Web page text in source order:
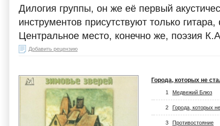
Дилогия группы, он же её первый
инструментов присутствуют только
Центральное место, конечно же, поэзия
Добавить рецензию
Города, которых не
1 Медвежий Блюз
2 Города, которых
3 Противостояние